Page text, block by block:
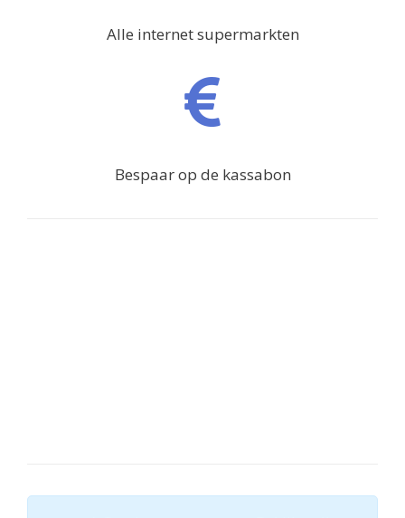
Alle internet supermarkten
Bespaar op de kassabon